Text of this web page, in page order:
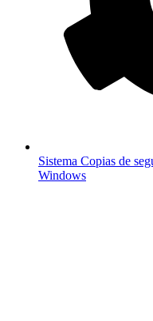
Sistema Copias de
Windows